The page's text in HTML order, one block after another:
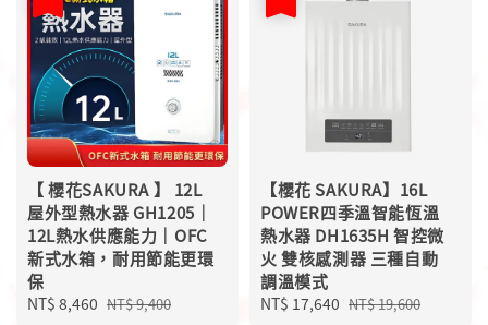
【 櫻花SAKURA 】 12L
屋外型熱水器 GH1205｜
12L熱水供應能力｜OFC
新式水箱，耐用節能更環
保
Sale
NT$ 8,460 Regular
NT$ 9,400
【櫻花 SAKURA】16L
POWER四季溫智能恆溫
熱水器 DH1635H 智控微
火 雙核感測器 三種自動
調溫模式
Sale
NT$ 17,640 Regular
NT$ 19,600